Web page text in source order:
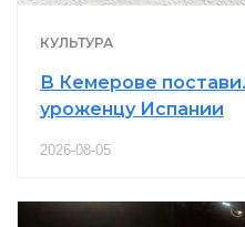
КУЛЬТУРА
В Кемерове
уроженцу Испании
2026-08-05